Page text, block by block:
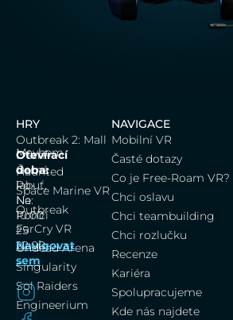
Dům
Černá
labuť,
Na
Poříčí
25
Navigovat
sem
Otevírací
doba:
Po-
Ne:
10:00
–
22:00
HRY
Outbreak 2: Mall
Mayhem
Haunted
Space Marine VR
Outbreak
FarCry VR
Undead Arena
Singularity
Sol Raiders
Engineerium
NAVIGACE
Mobilní VR
Časté dotazy
Co je Free-Roam VR?
Chci oslavu
Chci teambuilding
Chci rozlučku
Recenze
Kariéra
Spolupracujeme
Kde nás najdete